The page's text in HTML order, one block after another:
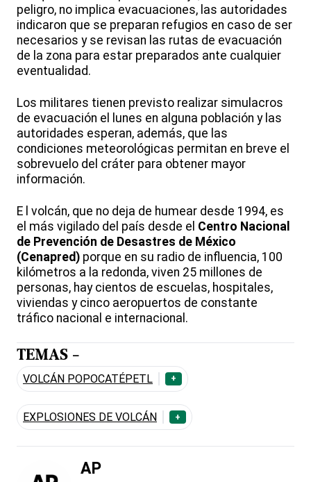
peligro, no implica evacuaciones, las autoridades
indicaron que se preparan refugios en caso de ser
necesarios y se revisan las rutas de evacuación
de la zona para estar preparados ante cualquier
eventualidad.
Los militares tienen previsto realizar simulacros
de evacuación el lunes en alguna población y las
autoridades esperan, además, que las
condiciones meteorológicas permitan en breve el
sobrevuelo del cráter para obtener mayor
información.
E l volcán, que no deja de humear desde 1994, es
el más vigilado del país desde el Centro Nacional
de Prevención de Desastres de México
(Cenapred) porque en su radio de influencia, 100
kilómetros a la redonda, viven 25 millones de
personas, hay cientos de escuelas, hospitales,
viviendas y cinco aeropuertos de constante
tráfico nacional e internacional.
TEMAS -
VOLCÁN POPOCATÉPETL +
EXPLOSIONES DE VOLCÁN +
AP